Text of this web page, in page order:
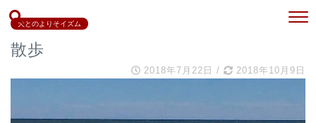
犬とのよりそイズム
散歩
2018年7月22日 / 2018年10月9日